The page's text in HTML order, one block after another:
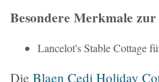
Besondere Merkmale
Lancelot's Stable Cottage
Die Blaen Cedi Holiday